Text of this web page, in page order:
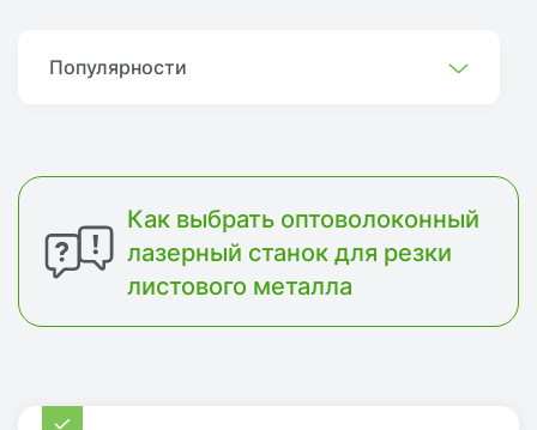
Популярности
Как выбрать оптоволоконный
лазерный станок для резки
листового металла